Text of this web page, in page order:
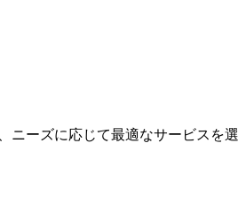
ニーズに応じて最適なサービスを選